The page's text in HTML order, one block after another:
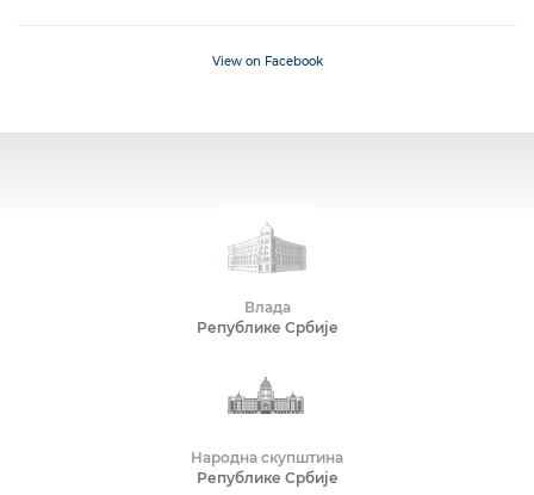
View on Facebook
Влада
Републике Србије
Народна скупштина
Републике Србије